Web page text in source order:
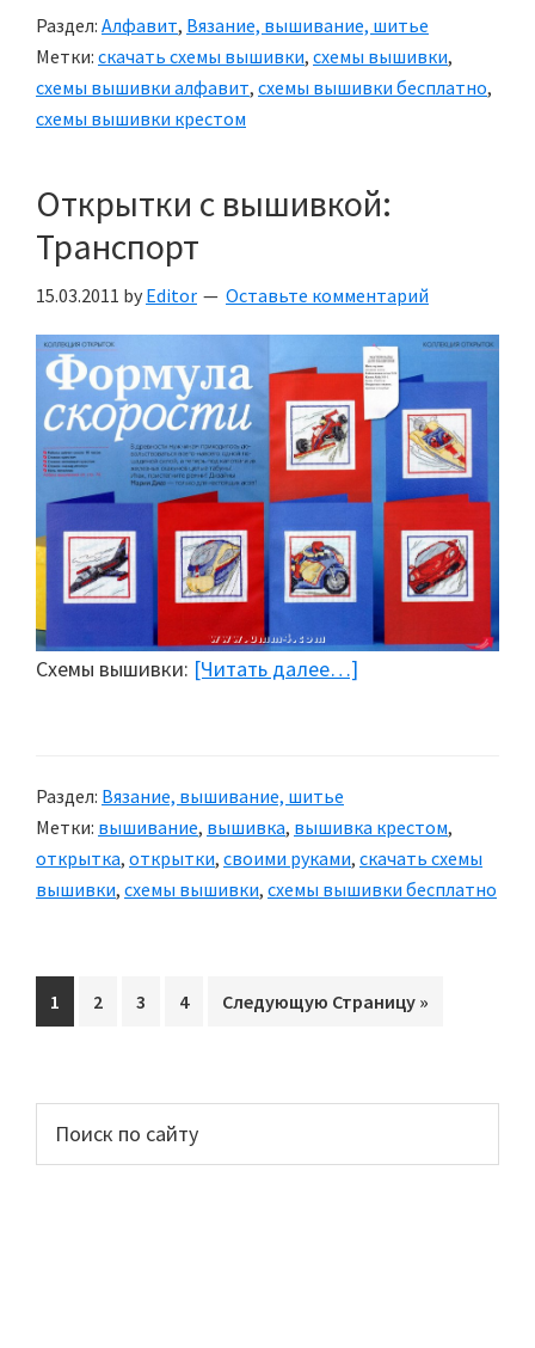
Раздел: Алфавит, Вязание, вышивание, шитье
Метки: скачать схемы вышивки, схемы вышивки,
схемы вышивки алфавит, схемы вышивки бесплатно,
схемы вышивки крестом
Открытки с вышивкой:
Транспорт
15.03.2011 by Editor Оставьте комментарий
Схемы вышивки: [Читать далее…]
Раздел: Вязание, вышивание, шитье
Метки: вышивание, вышивка, вышивка крестом,
открытка, открытки, своими руками, скачать схемы
вышивки, схемы вышивки, схемы вышивки бесплатно
Перейти
на
1
Перейти
2
Перейти
3
Перейти
4
Перейти
Следующую Страницу »
Основной
сайдбар